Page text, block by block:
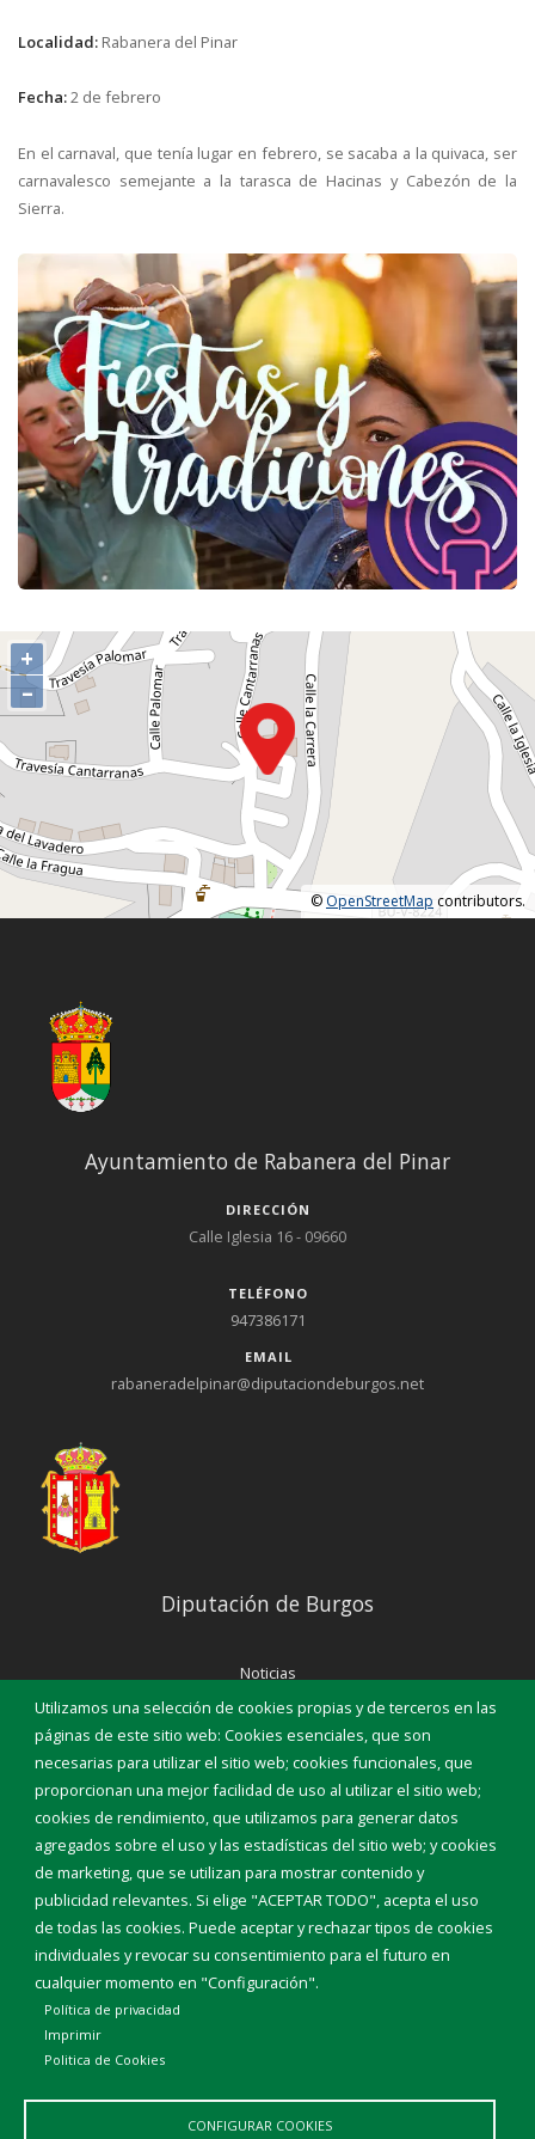
Localidad: Rabanera del Pinar
Fecha:2 de febrero
En el carnaval, que tenía lugar en febrero, se sacaba a la quivaca, ser
carnavalesco semejante a la tarasca de Hacinas y Cabezón de la
Sierra.
+
–
© OpenStreetMap contributors.
Utilizamos una selección de cookies propias y de terceros en las
páginas de este sitio web: Cookies esenciales, que son
necesarias para utilizar el sitio web; cookies funcionales, que
proporcionan una mejor facilidad de uso al utilizar el sitio web;
cookies de rendimiento, que utilizamos para generar datos
agregados sobre el uso y las estadísticas del sitio web; y cookies
de marketing, que se utilizan para mostrar contenido y
publicidad relevantes. Si elige "ACEPTAR TODO", acepta el uso
de todas las cookies. Puede aceptar y rechazar tipos de cookies
individuales y revocar su consentimiento para el futuro en
cualquier momento en "Configuración".
Política de privacidad
Imprimir
Politica de Cookies
CONFIGURAR COOKIES
Ayuntamiento de Rabanera del Pinar
DIRECCIÓN
Calle Iglesia 16 - 09660
TELÉFONO
947386171
EMAIL
rabaneradelpinar@diputaciondeburgos.net
Diputación de Burgos
Noticias
Eventos
Corporación Municipal
Teléfonos de interés
INICIAR SESIÓN
MAPA WEB